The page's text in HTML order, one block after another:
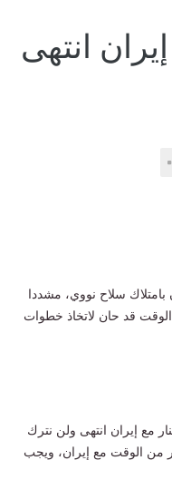
انتهى
بامتلاك سلاح نووي، مشددا
قد حان لاتخاذ خطوات
مع إيران انتهى ولن نترك
من الوقت مع إيران، ويجب